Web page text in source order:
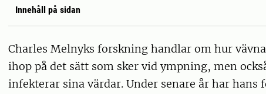
Innehåll på sidan
Charles Melnyks forskning handlar om hur
ihop på det sätt som sker vid ympning, men
infekterar sina värdar. Under senare år har hans